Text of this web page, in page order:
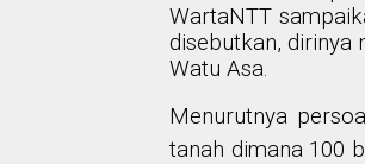
WartaNTT
disebutkan, dirinya
Watu Asa.
Menurutnya
tanah dimana 100